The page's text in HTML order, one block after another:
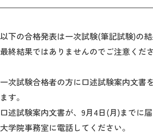
卒業生の方
保証人
報道関係の方
明治学院大学について
教育
研究
以下の合格発表は一次試験(筆記試験)の結
最終結果ではありませんのでご注意くださ
一次試験合格者の方に口述試験案内文書
ます。
口述試験案内文書が、9月4日(月)までに届
大学院事務室に電話してください。